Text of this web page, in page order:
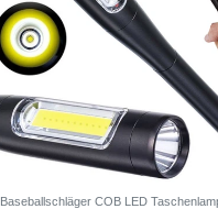
Baseballschläger COB LED